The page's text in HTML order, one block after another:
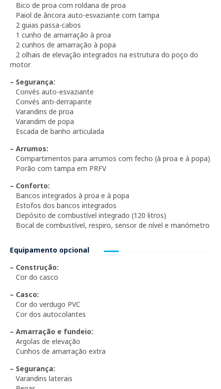
Bico de proa com roldana de proa
Paiol de âncora auto-esvaziante com tampa
2 guias passa-cabos
1 cunho de amarração à proa
2 cunhos de amarração à popa
2 olhais de elevação integrados na estrutura do poço do
motor
– Segurança:
Convés auto-esvaziante
Convés anti-derrapante
Varandins de proa
Varandim de popa
Escada de banho articulada
– Arrumos:
Compartimentos para arrumos com fecho (à proa e à popa)
Porão com tampa em PRFV
– Conforto:
Bancos integrados à proa e à popa
Estofos dos bancos integrados
Depósito de combustível integrado (120 litros)
Bocal de combustível, respiro, sensor de nível e manómetro
Equipamento opcional
– Construção:
Cor do casco
– Casco:
Cor do verdugo PVC
Cor dos autocolantes
– Amarração e fundeio:
Argolas de elevação
Cunhos de amarração extra
– Segurança:
Varandins laterais